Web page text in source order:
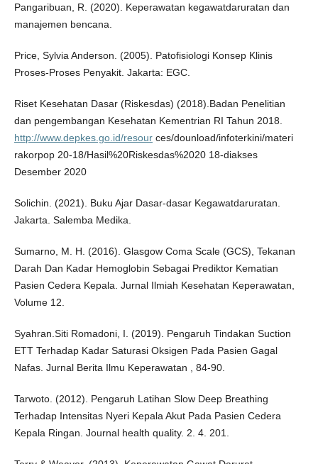
Pangaribuan, R. (2020). Keperawatan kegawatdaruratan dan
manajemen bencana.
Price, Sylvia Anderson. (2005). Patofisiologi Konsep Klinis
Proses-Proses Penyakit. Jakarta: EGC.
Riset Kesehatan Dasar (Riskesdas) (2018).Badan Penelitian
dan pengembangan Kesehatan Kementrian RI Tahun 2018.
http://www.depkes.go.id/resources/dounload/infoterkini/materi
rakorpop 20-18/Hasil%20Riskesdas%2020 18-diakses
Desember 2020
Solichin. (2021). Buku Ajar Dasar-dasar Kegawatdaruratan.
Jakarta. Salemba Medika.
Sumarno, M. H. (2016). Glasgow Coma Scale (GCS), Tekanan
Darah Dan Kadar Hemoglobin Sebagai Prediktor Kematian
Pasien Cedera Kepala. Jurnal Ilmiah Kesehatan Keperawatan,
Volume 12.
Syahran.Siti Romadoni, I. (2019). Pengaruh Tindakan Suction
ETT Terhadap Kadar Saturasi Oksigen Pada Pasien Gagal
Nafas. Jurnal Berita Ilmu Keperawatan , 84-90.
Tarwoto. (2012). Pengaruh Latihan Slow Deep Breathing
Terhadap Intensitas Nyeri Kepala Akut Pada Pasien Cedera
Kepala Ringan. Journal health quality. 2. 4. 201.